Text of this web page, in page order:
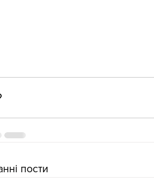
пости